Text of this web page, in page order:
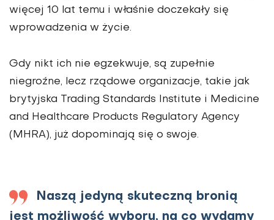
więcej 10 lat temu i właśnie doczekały się
wprowadzenia w życie.
Gdy nikt ich nie egzekwuje, są zupełnie
niegroźne, lecz rządowe organizacje, takie jak
brytyjska Trading Standards Institute i Medicine
and Healthcare Products Regulatory Agency
(MHRA), już dopominają się o swoje.
Naszą jedyną skuteczną bronią
jest możliwość wyboru, na co wydamy